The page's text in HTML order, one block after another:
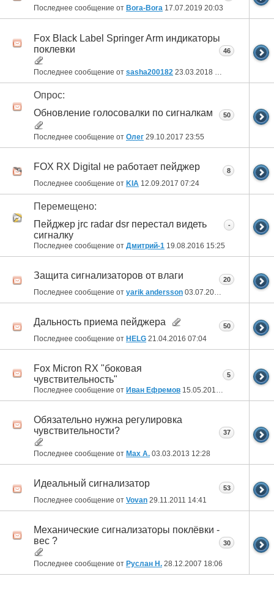
Последнее сообщение от Bora-Bora 17.07.2019 20:03
Fox Black Label Springer Arm индикаторы
поклевки
Последнее сообщение от sasha200182 23.03.2018
46
Опрос:
Обновление голосовалки по сигналкам
Последнее сообщение от Олег 29.10.2017 23:55
50
FOX RX Digital не работает пейджер
Последнее сообщение от KIA 12.09.2017 07:24
8
Перемещено:
Пейджер jrc radar dsr перестал видеть
сигналку
Последнее сообщение от Дмитрий-1 19.08.2016 15:25
-
Защита сигнализаторов от влаги
Последнее сообщение от yarik andersson 03.07.2016
20
Дальность приема пейджера
Последнее сообщение от HELG 21.04.2016 07:04
50
Fox Micron RX "боковая
чувствительность"
Последнее сообщение от Иван Ефремов 15.05.2015 07:17
5
Обязательно нужна регулировка
чувствительности?
Последнее сообщение от Max A. 03.03.2013 12:28
37
Идеальный сигнализатор
Последнее сообщение от Vovan 29.11.2011 14:41
53
Механические сигнализаторы поклёвки -
вес ?
Последнее сообщение от Руслан Н. 28.12.2007 18:06
30